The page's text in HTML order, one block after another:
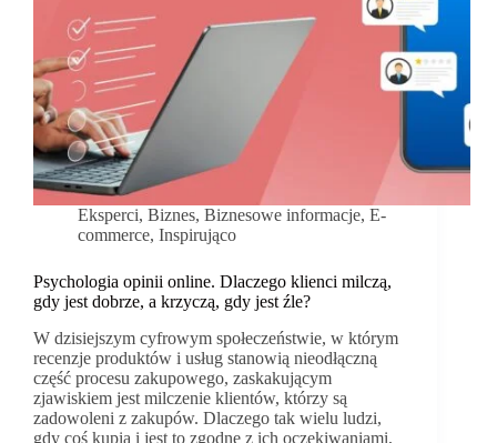
Eksperci, Biznes, Biznesowe informacje, E-
commerce, Inspirująco
Psychologia opinii online. Dlaczego klienci milczą,
gdy jest dobrze, a krzyczą, gdy jest źle?
W dzisiejszym cyfrowym społeczeństwie, w którym
recenzje produktów i usług stanowią nieodłączną
część procesu zakupowego, zaskakującym
zjawiskiem jest milczenie klientów, którzy są
zadowoleni z zakupów. Dlaczego tak wielu ludzi,
gdy coś kupią i jest to zgodne z ich oczekiwaniami,